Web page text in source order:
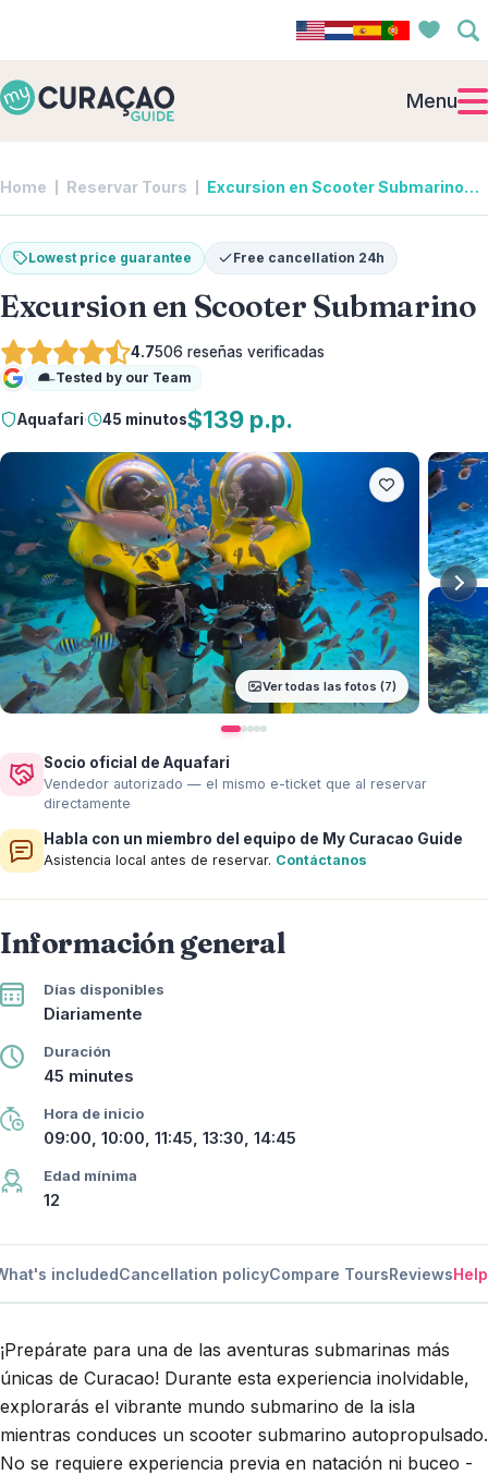
Menu
Home Reservar Tours Excursion en Scooter Submarino | Aquafari
Lowest price guarantee Free cancellation 24h
Excursion en Scooter Submarino
4.7506 reseñas verificadas
Google
Tested by our Team
Aquafari· 45 minutos$139 p.p.
Ver todas las fotos (7)
Socio oficial de Aquafari
Vendedor autorizado — el mismo e-ticket que al reservar
directamente
Habla con un miembro del equipo de My Curacao Guide
Asistencia local antes de reservar. Contáctanos
Información general
Días disponibles
Diariamente
Duración
45 minutes
Hora de inicio
09:00, 10:00, 11:45, 13:30, 14:45
Edad mínima
12
includedCancellation policyCompare ToursReviewsHelp
¡Prepárate para una de las aventuras submarinas más
únicas de Curacao! Durante esta experiencia inolvidable,
explorarás el vibrante mundo submarino de la isla
mientras conduces un scooter submarino autopropulsado.
No se requiere experiencia previa en natación ni buceo -